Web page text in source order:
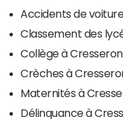
Accidents de
Classement des
Collège à
Crèches à
Maternités à
Délinquance à